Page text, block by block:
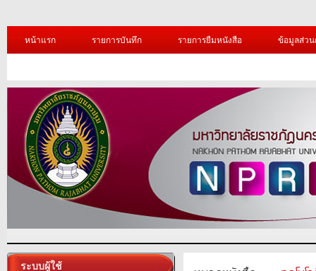
หน้าแรก รายการบันทึก รายการยืมหนังสือ ข้อมูลส่ว
ระบบผู้ใช้